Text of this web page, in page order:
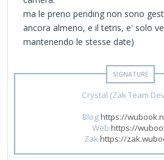
ma le preno pending non sono
ancora almeno, e il tetris, e' solo
mantenendo le stesse date)
Crystal (Zak Team
Bloghttps://
Web https://
Zakhttps://